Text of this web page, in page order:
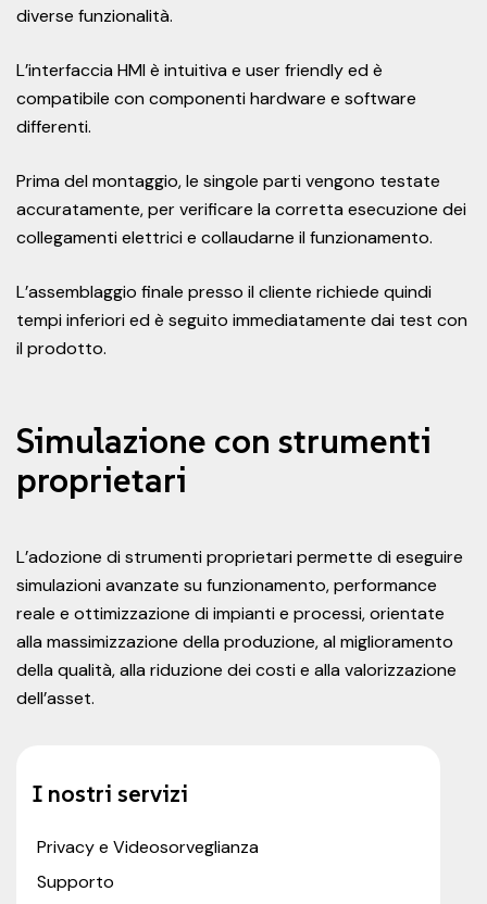
diverse funzionalità.
L’interfaccia HMI è intuitiva e user friendly ed è
compatibile con componenti hardware e software
differenti.
Prima del montaggio, le singole parti vengono testate
accuratamente, per verificare la corretta esecuzione dei
collegamenti elettrici e collaudarne il funzionamento.
L’assemblaggio finale presso il cliente richiede quindi
tempi inferiori ed è seguito immediatamente dai test con
il prodotto.
Simulazione con strumenti
proprietari
L’adozione di strumenti proprietari permette di eseguire
simulazioni avanzate su funzionamento, performance
reale e ottimizzazione di impianti e processi, orientate
alla massimizzazione della produzione, al miglioramento
della qualità, alla riduzione dei costi e alla valorizzazione
dell’asset.
I nostri servizi
Privacy e Videosorveglianza
Supporto